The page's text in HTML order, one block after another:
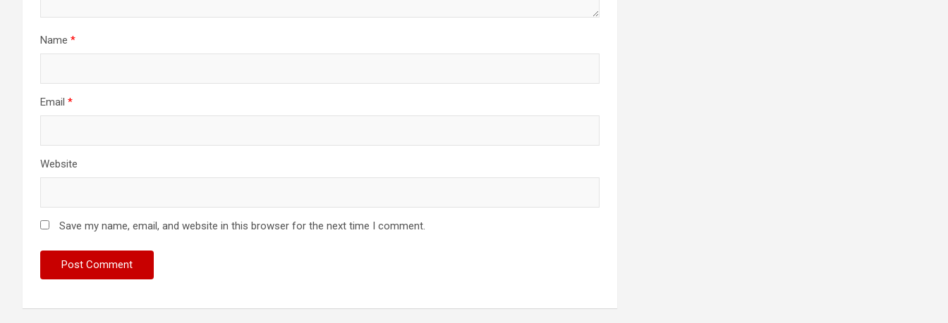
Name *
Email *
Website
Save my name, email, and website in this browser for the next time I comment.